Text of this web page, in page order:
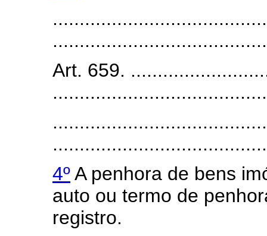
Art. 659.
........................................
4ºA penhora de bens
auto ou termo de
registro.